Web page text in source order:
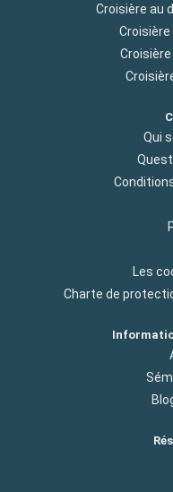
Croisière au
Qui
Les
Charte de